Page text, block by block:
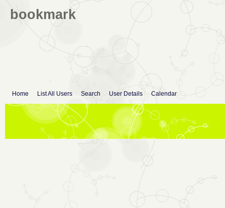
bookmark
Home List All Users Search User Details Calendar